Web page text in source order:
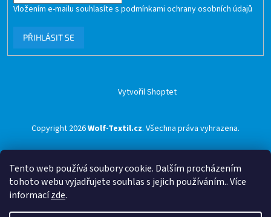
Tento web používá soubory cookie. Dalším procházením
tohoto webu vyjadřujete souhlas s jejich používáním.. Více
informacízde.
Vložením e-mailu souhlasíte s podmínkami ochrany osobních údajů
PŘIHLÁSIT SE
Vytvořil Shoptet
Copyright 2026Wolf-Textil.cz. Všechna práva vyhrazena.